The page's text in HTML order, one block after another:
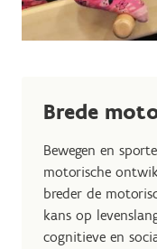
Brede
Bewegen en
motorische
breder de
kans op
cognitieve en